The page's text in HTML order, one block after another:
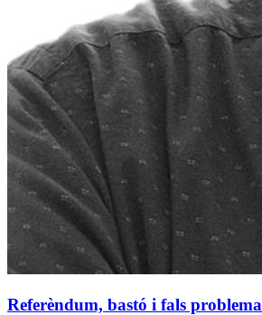
Referèndum, bastó i fals problema